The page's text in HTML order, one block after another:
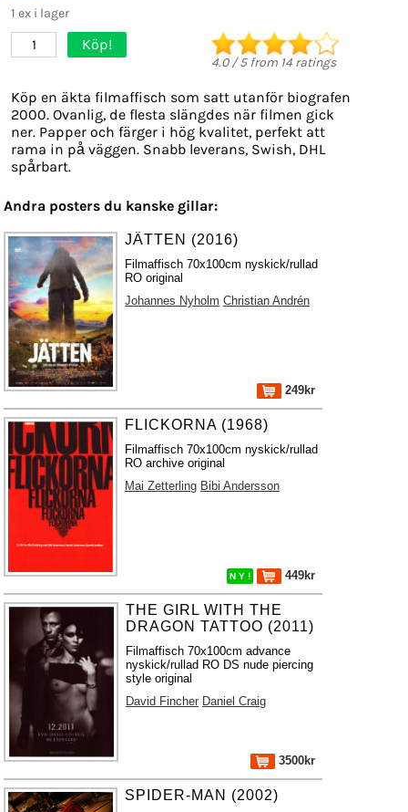
1 ex i lager
1 Köp!
4.0/5from 14 ratings
Köp en äkta filmaffisch som satt utanför biografen
2000. Ovanlig, de flesta slängdes när filmen gick
ner. Papper och färger i hög kvalitet, perfekt att
rama in på väggen. Snabb leverans, Swish, DHL
spårbart.
Andra posters du kanske gillar:
JÄTTEN (2016)
Filmaffisch 70x100cm nyskick/rullad
RO original
Johannes Nyholm Christian Andrén
249kr
FLICKORNA (1968)
Filmaffisch 70x100cm nyskick/rullad
RO archive original
Mai Zetterling Bibi Andersson
N Y ! 449kr
THE GIRL WITH THE
DRAGON TATTOO (2011)
Filmaffisch 70x100cm advance
nyskick/rullad RO DS nude piercing
style original
David Fincher Daniel Craig
3500kr
SPIDER-MAN (2002)